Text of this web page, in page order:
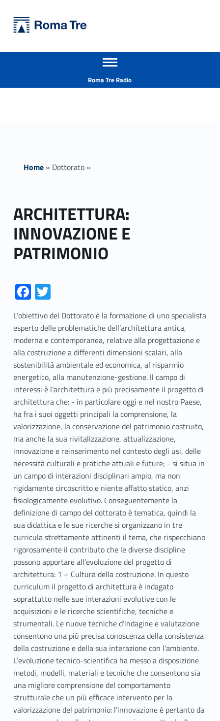
ARCHITETTURA: INNOVAZIONE E PATRIMONIO - Università Roma Tre
Apri il menu secondario
Roma Tre Radio
Home» Dottorato»
ARCHITETTURA:
INNOVAZIONE E
PATRIMONIO
Link identifier #identifier__146638-1 Fa
ce
b
o
o
k
Link identifier #identifier__93630-2 T
w
itt
er
L’obiettivo del Dottorato è la formazione di uno specialista
esperto delle problematiche dell’architettura antica,
moderna e contemporanea, relative alla progettazione e
alla costruzione a differenti dimensioni scalari, alla
sostenibilità ambientale ed economica, al risparmio
energetico, alla manutenzione-gestione. Il campo di
interessi è l’architettura e più precisamente il progetto di
architettura che: - in particolare oggi e nel nostro Paese,
ha fra i suoi oggetti principali la comprensione, la
valorizzazione, la conservazione del patrimonio costruito,
ma anche la sua rivitalizzazione, attualizzazione,
innovazione e reinserimento nel contesto degli usi, delle
necessità culturali e pratiche attuali e future; - si situa in
un campo di interazioni disciplinari ampio, ma non
rigidamente circoscritto e niente affatto statico, anzi
fisiologicamente evolutivo. Conseguentemente la
definizione di campo del dottorato è tematica, quindi la
sua didattica e le sue ricerche si organizzano in tre
curricula strettamente attinenti il tema, che rispecchiano
rigorosamente il contributo che le diverse discipline
possono apportare all’evoluzione del progetto di
architettura: 1 – Cultura della costruzione. In questo
curriculum il progetto di architettura è indagato
soprattutto nelle sue interazioni evolutive con le
acquisizioni e le ricerche scientifiche, tecniche e
strumentali. Le nuove tecniche d’indagine e valutazione
consentono una più precisa conoscenza della consistenza
della costruzione e della sua interazione con l’ambiente.
L’evoluzione tecnico-scientifica ha messo a disposizione
metodi, modelli, materiali e tecniche che consentono sia
una migliore comprensione del comportamento
strutturale che un più efficace intervento per la
valorizzazione del patrimonio: l’innovazione è pertanto da